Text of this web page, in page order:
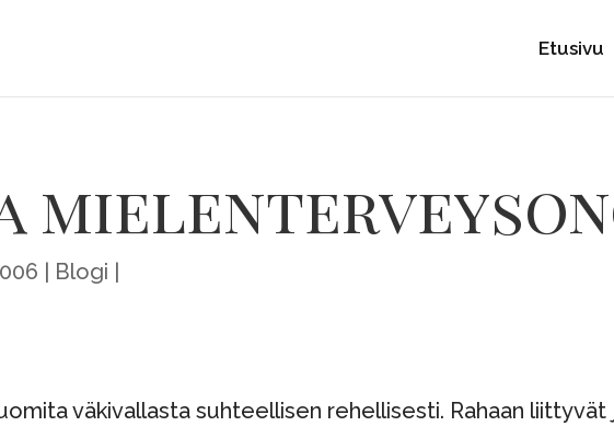
Etusivu
Blogi
väkivallasta suhteellisen rehellisesti. Rahaan